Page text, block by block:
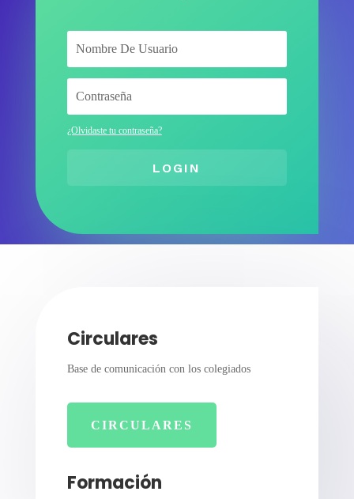
¿Olvidaste tu contraseña?
LOGIN
Circulares
Base de comunicación con los colegiados
CIRCULARES
Formación